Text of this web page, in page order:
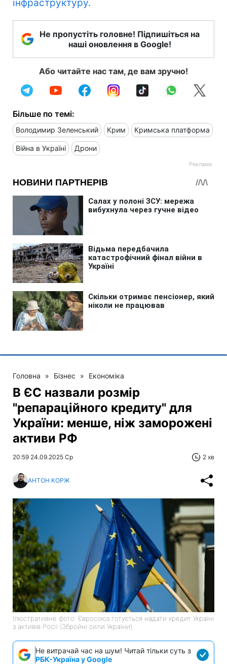
інфраструктуру.
Не пропустіть головне! Підпишіться на
наші оновлення в Google!
Або читайте нас там, де вам зручно!
Більше по темі:
Володимир Зеленський Крим Кримська платформа
Війна в Україні Дрони
Головна » Бізнес » Економіка
В ЄС назвали розмір
"репараційного кредиту" для
України: менше, ніж заморожені
активи РФ
20:59 24.09.2025 Ср 2 хв
АНТОН КОРЖ
Ілюстративне фото: Євросоюз готується надати кредит Україні
з активів Росії (Збройні сили України)
Не витрачай час на шум! Читай тільки суть з
РБК-Україна у Google